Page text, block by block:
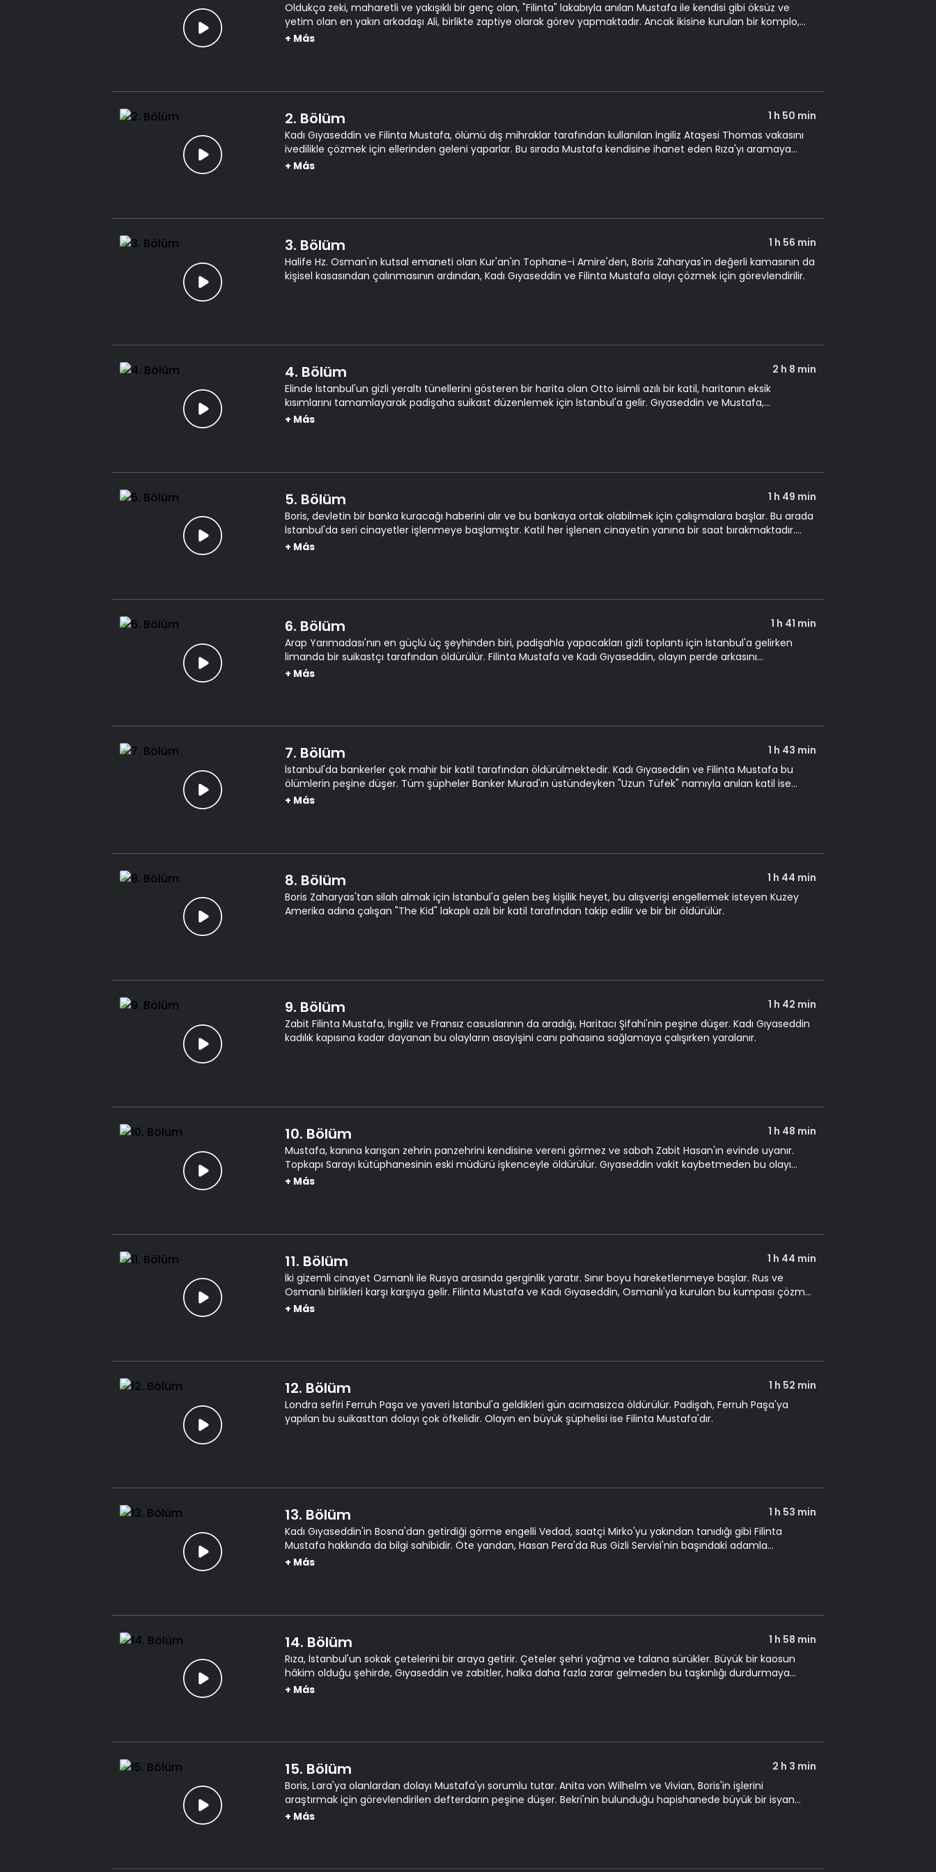
Oldukça zeki, maharetli ve yakışıklı bir genç olan, "Filinta" lakabıyla anılan Mustafa ile kendisi gibi öksüz ve
yetim olan en yakın arkadaşı Ali, birlikte zaptiye olarak görev yapmaktadır. Ancak ikisine kurulan bir komplo,
hayatlarını altüst eder.
+ Más
2. Bölüm
1 h 50 min
Kadı Gıyaseddin ve Filinta Mustafa, ölümü dış mihraklar tarafından kullanılan İngiliz Ataşesi Thomas vakasını
ivedilikle çözmek için ellerinden geleni yaparlar. Bu sırada Mustafa kendisine ihanet eden Rıza'yı aramaya
başlar.
+ Más
3. Bölüm
1 h 56 min
Halife Hz. Osman'ın kutsal emaneti olan Kur'an'ın Tophane-i Amire'den, Boris Zaharyas'ın değerli kamasının da
kişisel kasasından çalınmasının ardından, Kadı Gıyaseddin ve Filinta Mustafa olayı çözmek için görevlendirilir.
4. Bölüm
2 h 8 min
Elinde İstanbul'un gizli yeraltı tünellerini gösteren bir harita olan Otto isimli azılı bir katil, haritanın eksik
kısımlarını tamamlayarak padişaha suikast düzenlemek için İstanbul'a gelir. Gıyaseddin ve Mustafa,
bulunduğu her yerde patlayıcı kullanarak arkasında şahit bırakmayan Otto'nun peşine düşer.
+ Más
5. Bölüm
1 h 49 min
Boris, devletin bir banka kuracağı haberini alır ve bu bankaya ortak olabilmek için çalışmalara başlar. Bu arada
İstanbul'da seri cinayetler işlenmeye başlamıştır. Katil her işlenen cinayetin yanına bir saat bırakmaktadır.
Filinta Mustafa ivedilikle bu vakanın peşine düşer.
+ Más
6. Bölüm
1 h 41 min
Arap Yarımadası'nın en güçlü üç şeyhinden biri, padişahla yapacakları gizli toplantı için İstanbul'a gelirken
limanda bir suikastçı tarafından öldürülür. Filinta Mustafa ve Kadı Gıyaseddin, olayın perde arkasını
aydınlatmak üzere harekete geçer.
+ Más
7. Bölüm
1 h 43 min
İstanbul'da bankerler çok mahir bir katil tarafından öldürülmektedir. Kadı Gıyaseddin ve Filinta Mustafa bu
ölümlerin peşine düşer. Tüm şüpheler Banker Murad'ın üstündeyken "Uzun Tüfek" namıyla anılan katil ise
İstanbul sokaklarında ölüm yağdırmaya devam eder.
+ Más
8. Bölüm
1 h 44 min
Boris Zaharyas'tan silah almak için İstanbul'a gelen beş kişilik heyet, bu alışverişi engellemek isteyen Kuzey
Amerika adına çalışan "The Kid" lakaplı azılı bir katil tarafından takip edilir ve bir bir öldürülür.
9. Bölüm
1 h 42 min
Zabit Filinta Mustafa, İngiliz ve Fransız casuslarının da aradığı, Haritacı Şifahi'nin peşine düşer. Kadı Gıyaseddin
kadılık kapısına kadar dayanan bu olayların asayişini canı pahasına sağlamaya çalışırken yaralanır.
10. Bölüm
1 h 48 min
Mustafa, kanına karışan zehrin panzehrini kendisine vereni görmez ve sabah Zabit Hasan'ın evinde uyanır.
Topkapı Sarayı kütüphanesinin eski müdürü işkenceyle öldürülür. Gıyaseddin vakit kaybetmeden bu olayı
çözmesi için Mustafa'yı görevlendirir.
+ Más
11. Bölüm
1 h 44 min
İki gizemli cinayet Osmanlı ile Rusya arasında gerginlik yaratır. Sınır boyu hareketlenmeye başlar. Rus ve
Osmanlı birlikleri karşı karşıya gelir. Filinta Mustafa ve Kadı Gıyaseddin, Osmanlı'ya kurulan bu kumpası çözmek
için olayların peşine düşer.
+ Más
12. Bölüm
1 h 52 min
Londra sefiri Ferruh Paşa ve yaveri İstanbul'a geldikleri gün acımasızca öldürülür. Padişah, Ferruh Paşa'ya
yapılan bu suikasttan dolayı çok öfkelidir. Olayın en büyük şüphelisi ise Filinta Mustafa'dır.
13. Bölüm
1 h 53 min
Kadı Gıyaseddin'in Bosna'dan getirdiği görme engelli Vedad, saatçi Mirko'yu yakından tanıdığı gibi Filinta
Mustafa hakkında da bilgi sahibidir. Öte yandan, Hasan Pera'da Rus Gizli Servisi'nin başındaki adamla
tesadüfen karşılaşınca geçmişi bir bir gözünde canlanır.
+ Más
14. Bölüm
1 h 58 min
Rıza, İstanbul'un sokak çetelerini bir araya getirir. Çeteler şehri yağma ve talana sürükler. Büyük bir kaosun
hâkim olduğu şehirde, Gıyaseddin ve zabitler, halka daha fazla zarar gelmeden bu taşkınlığı durdurmaya
çalışır. Mustafa ise vakit kaybetmeden olayın peşine düşer.
+ Más
15. Bölüm
2 h 3 min
Boris, Lara'ya olanlardan dolayı Mustafa'yı sorumlu tutar. Anita von Wilhelm ve Vivian, Boris'in işlerini
araştırmak için görevlendirilen defterdarın peşine düşer. Bekri'nin bulunduğu hapishanede büyük bir isyan
çıkar.
+ Más